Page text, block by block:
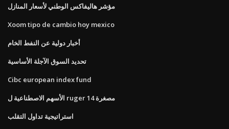
مؤشر هاليفاكس الوطني لأسعار المنازل
Xoom tipo de cambio hoy mexico
أخبار دولية عن النفط الخام
تحديد السوق الآجلة الأساسية
Cibc european index fund
الأسهم الاصطناعية ل ruger مصغرة 14
استراتيجية تداول التقلب